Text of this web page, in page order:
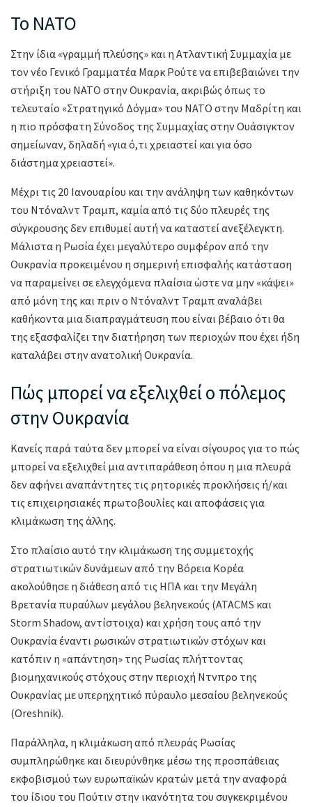
Το ΝΑΤΟ
Στην ίδια «γραμμή πλεύσης» και η Ατλαντική Συμμαχία με
τον νέο Γενικό Γραμματέα Μαρκ Ρούτε να επιβεβαιώνει την
στήριξη του ΝΑΤΟ στην Ουκρανία, ακριβώς όπως το
τελευταίο «Στρατηγικό Δόγμα» του ΝΑΤΟ στην Μαδρίτη και
η πιο πρόσφατη Σύνοδος της Συμμαχίας στην Ουάσιγκτον
σημείωναν, δηλαδή «για ό,τι χρειαστεί και για όσο
διάστημα χρειαστεί».
Μέχρι τις 20 Ιανουαρίου και την ανάληψη των καθηκόντων
του Ντόναλντ Τραμπ, καμία από τις δύο πλευρές της
σύγκρουσης δεν επιθυμεί αυτή να καταστεί ανεξέλεγκτη.
Μάλιστα η Ρωσία έχει μεγαλύτερο συμφέρον από την
Ουκρανία προκειμένου η σημερινή επισφαλής κατάσταση
να παραμείνει σε ελεγχόμενα πλαίσια ώστε να μην «κάψει»
από μόνη της και πριν ο Ντόναλντ Τραμπ αναλάβει
καθήκοντα μια διαπραγμάτευση που είναι βέβαιο ότι θα
της εξασφαλίζει την διατήρηση των περιοχών που έχει ήδη
καταλάβει στην ανατολική Ουκρανία.
Πώς μπορεί να εξελιχθεί ο πόλεμος
στην Ουκρανία
Κανείς παρά ταύτα δεν μπορεί να είναι σίγουρος για το πώς
μπορεί να εξελιχθεί μια αντιπαράθεση όπου η μια πλευρά
δεν αφήνει αναπάντητες τις ρητορικές προκλήσεις ή/και
τις επιχειρησιακές πρωτοβουλίες και αποφάσεις για
κλιμάκωση της άλλης.
Στο πλαίσιο αυτό την κλιμάκωση της συμμετοχής
στρατιωτικών δυνάμεων από την Βόρεια Κορέα
ακολούθησε η διάθεση από τις ΗΠΑ και την Μεγάλη
Βρετανία πυραύλων μεγάλου βεληνεκούς (ATACMS και
Storm Shadow, αντίστοιχα) και χρήση τους από την
Ουκρανία έναντι ρωσικών στρατιωτικών στόχων και
κατόπιν η «απάντηση» της Ρωσίας πλήττοντας
βιομηχανικούς στόχους στην περιοχή Ντνπρο της
Ουκρανίας με υπερηχητικό πύραυλο μεσαίου βεληνεκούς
(Oreshnik).
Παράλληλα, η κλιμάκωση από πλευράς Ρωσίας
συμπληρώθηκε και διευρύνθηκε μέσω της προσπάθειας
εκφοβισμού των ευρωπαϊκών κρατών μετά την αναφορά
του ίδιου του Πούτιν στην ικανότητα του συγκεκριμένου